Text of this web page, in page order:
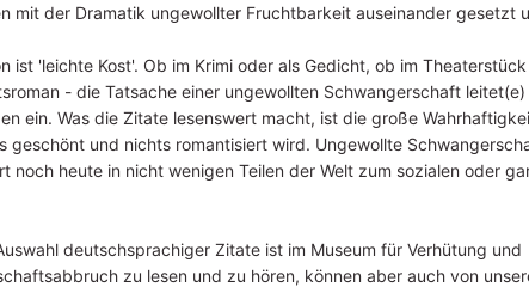
mit der Dramatik ungewollter Fruchtbarkeit auseinander gesetzt
ist 'leichte Kost'. Ob im Krimi oder als Gedicht, ob im
- die Tatsache einer ungewollten Schwangerschaft
ein. Was die Zitate lesenswert macht, ist die große
geschönt und nichts romantisiert wird. Ungewollte
noch heute in nicht wenigen Teilen der Welt zum sozialen oder
deutschsprachiger Zitate ist im Museum für Verhütung und
zu lesen und zu hören, können aber auch von